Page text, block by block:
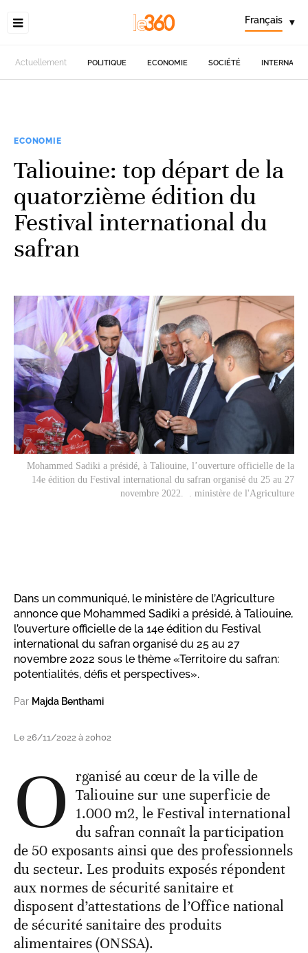
Français ▾
Actuellement POLITIQUE ECONOMIE SOCIÉTÉ
ECONOMIE
Taliouine: top départ de la
quatorzième édition du
Festival international du
safran
Mohammed Sadiki a présidé, à Taliouine, l’ouverture officielle de la
14e édition du Festival international du safran organisé du 25 au 27
novembre 2022. . ministère de l'Agriculture
Dans un communiqué, le ministère de l’Agriculture
annonce que Mohammed Sadiki a présidé, à Taliouine,
l’ouverture officielle de la 14e édition du Festival
international du safran organisé du 25 au 27
novembre 2022 sous le thème «Territoire du safran:
potentialités, défis et perspectives».
Par Majda Benthami
Le 26/11/2022 à 20h02
O rganisé au cœur de la ville de
Taliouine sur une superficie de
1.000 m2, le Festival international
du safran connaît la participation
de 50 exposants ainsi que des professionnels
du secteur. Les produits exposés répondent
aux normes de sécurité sanitaire et
disposent d’attestations de l’Office national
de sécurité sanitaire des produits
alimentaires (ONSSA).